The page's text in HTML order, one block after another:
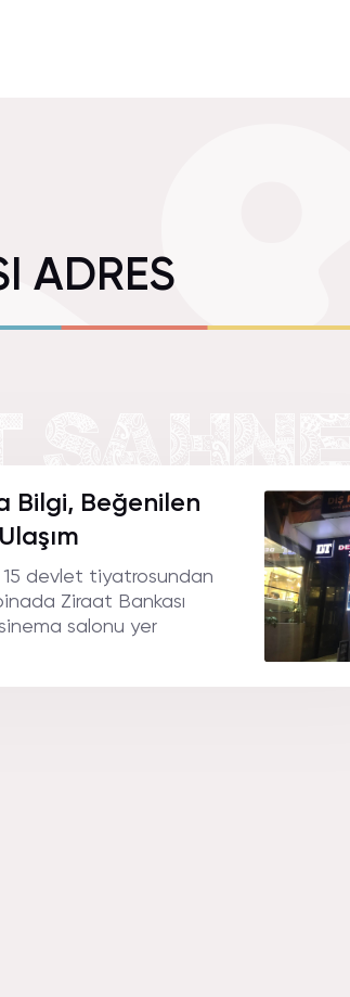
ADRES
Bilgi, Beğenilen
15 devlet tiyatrosundan
Ziraat Bankası
salonu yer